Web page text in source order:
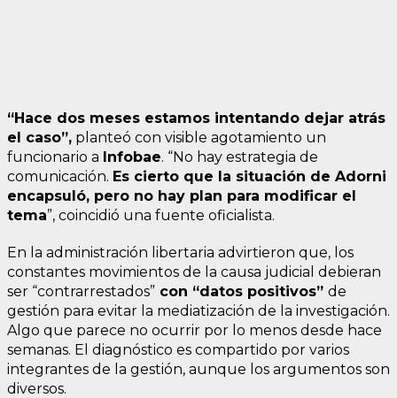
“Hace dos meses estamos intentando dejar atrás
el caso”, planteó con visible agotamiento un
funcionario a Infobae. “No hay estrategia de
comunicación. Es cierto que la situación de Adorni
encapsuló, pero no hay plan para modificar el
tema”, coincidió una fuente oficialista.
En la administración libertaria advirtieron que, los
constantes movimientos de la causa judicial debieran
ser “contrarrestados” con “datos positivos” de
gestión para evitar la mediatización de la investigación.
Algo que parece no ocurrir por lo menos desde hace
semanas. El diagnóstico es compartido por varios
integrantes de la gestión, aunque los argumentos son
diversos.